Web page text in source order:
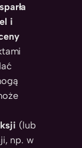
i
(lub
np. w